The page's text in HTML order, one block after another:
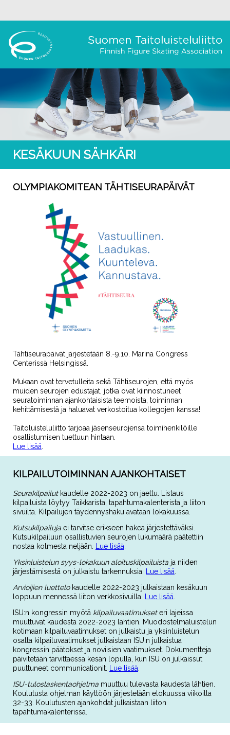
KESÄKUUN SÄHKÄRI
OLYMPIAKOMITEAN TÄHTISEURAPÄIVÄT
Tähtiseurapäivät järjestetään 8.-9.10. Marina Congress
Centerissä Helsingissä.
Mukaan ovat tervetulleita sekä Tähtiseurojen, että myös
muiden seurojen edustajat, jotka ovat kiinnostuneet
seuratoiminnan ajankohtaisista teemoista, toiminnan
kehittämisestä ja haluavat verkostoitua kollegojen kanssa!
Taitoluisteluliitto tarjoaa jäsenseurojensa toimihenkilöille
osallistumisen tuettuun hintaan.
Lue lisää
KILPAILUTOIMINNAN AJANKOHTAISET
Seurakilpailutkaudelle 2022-2023 on jaettu. Listaus
kilpailuista löytyy Taikkarista, tapahtumakalenterista ja liiton
sivuilta. Kilpailujen täydennyshaku avataan lokakuussa.
Kutsukilpailuja ei tarvitse erikseen hakea järjestettäväksi.
Kutsukilpailuun osallistuvien seurojen lukumäärä päätettiin
nostaa kolmesta neljään.
Lue lisää
Yksinluistelun syys-lokakuun aloituskilpailuista ja niiden
järjestämisestä on julkaistu tarkennuksia.
Lue lisää
Arvioijien luettelokaudelle 2022-2023 julkaistaan kesäkuun
loppuun mennessä liiton verkkosivuilla.
Lue lisää
ISU:n kongressin myötä kilpailuvaatimukset eri lajeissa
muuttuvat kaudesta 2022-2023 lähtien. Muodostelmaluistelun
kotimaan kilpailuvaatimukset on julkaistu ja yksinluistelun
osalta kilpailuvaatimukset julkaistaan ISU:n julkaistua
kongressin päätökset ja noviisien vaatimukset. Dokumentteja
päivitetään tarvittaessa kesän lopulla, kun ISU on julkaissut
puuttuneet communicationit.
Lue lisää
ISU-tuloslaskentaohjelma muuttuu tulevasta kaudesta lähtien.
Koulutusta ohjelman käyttöön järjestetään elokuussa viikoilla
32-33. Koulutusten ajankohdat julkaistaan liiton
tapahtumakalenterissa.